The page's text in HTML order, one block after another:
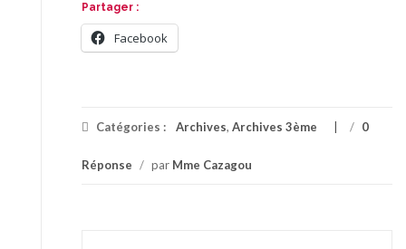
Partager :
Facebook
Catégories : Archives, Archives 3ème / 0
Réponse / par Mme Cazagou